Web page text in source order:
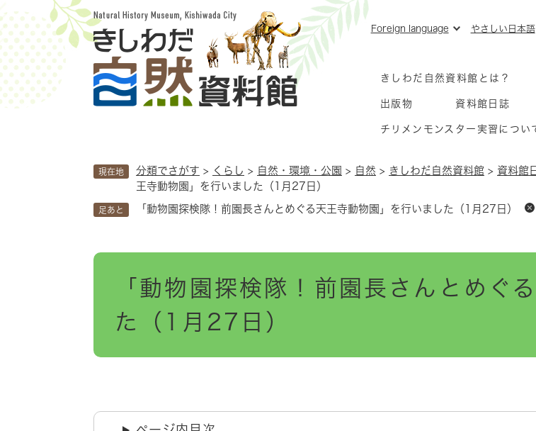
ー
ジ
の
先
頭
で
Foreign language やさしい日本語
きしわだ自然資料館とは？
出版物 資料館日誌
チリメンモンスター実習につい
現在地 分類でさがす > くらし > 自然・環境・公園 > 自然 > きしわだ自然資料館 > 資料館
王寺動物園」を行いました（1月27日）
足あと 「動物園探検隊！前園長さんとめぐる天王寺動物園」を行いました（1月27日）
本
「動物園探検隊！前園長さんとめぐ
た（1月27日）